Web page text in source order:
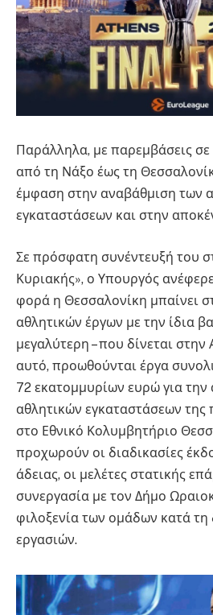
Παράλληλα, με παρεμβάσεις σε
από τη Νάξο έως τη
έμφαση στην αναβάθμιση των
εγκαταστάσεων και στην
Σε πρόσφατη συνέντευξή του
Κυριακής», ο Υπουργός
φορά η Θεσσαλονίκη μπαίνει
αθλητικών έργων με την ίδια
μεγαλύτερη – που δίνεται στην
αυτό, προωθούνται έργα
72 εκατομμυρίων ευρώ για
αθλητικών εγκαταστάσεων της
στο Εθνικό Κολυμβητήριο
προχωρούν οι διαδικασίες
άδειας, οι μελέτες στατικής
συνεργασία με τον Δήμο
φιλοξενία των ομάδων κατά τη
εργασιών.